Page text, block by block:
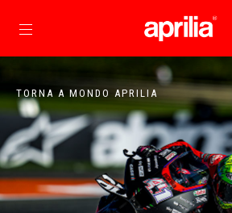
Vai al contenuto
TORNA A MONDO APRILIA